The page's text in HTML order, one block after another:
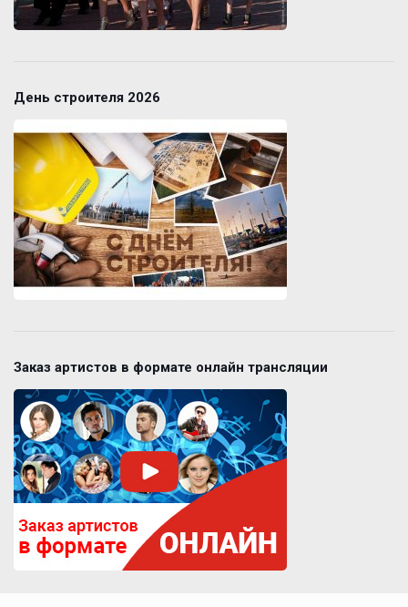
День строителя 2026
Заказ артистов в формате онлайн трансляции